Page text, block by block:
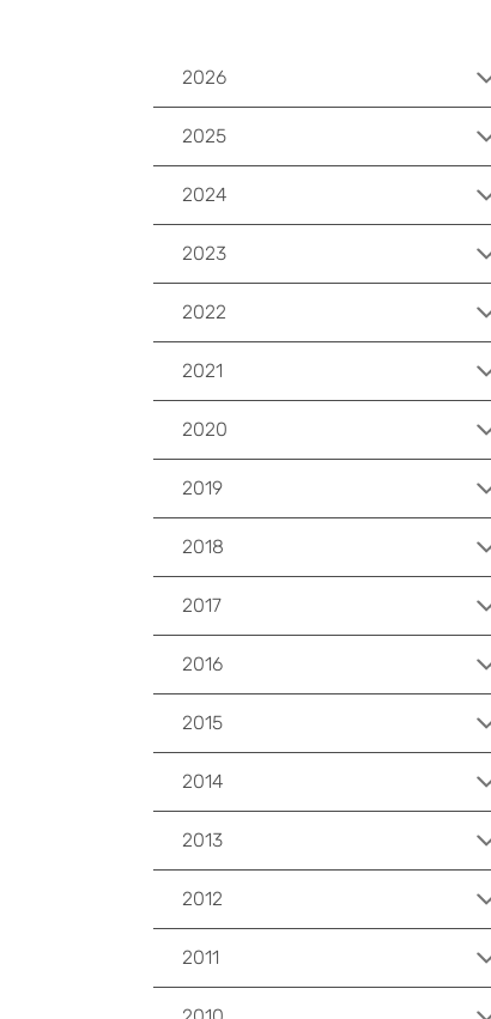
2026
2025
2024
2023
2022
2021
2020
2019
2018
2017
2016
2015
2014
2013
2012
2011